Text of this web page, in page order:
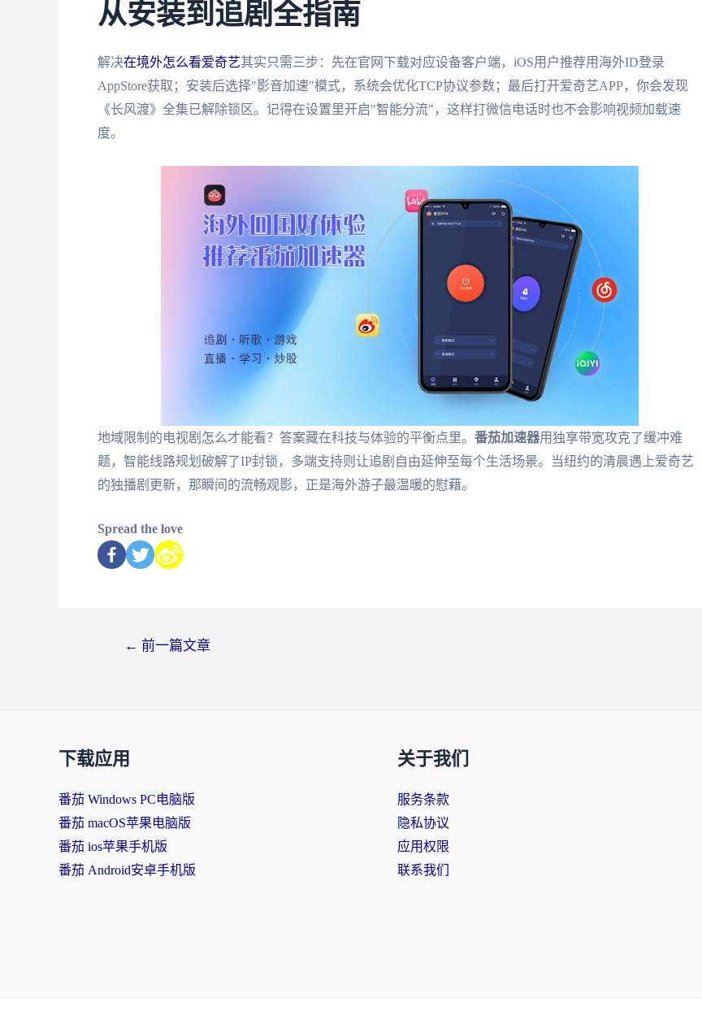
从安装到追剧全指南
解决在境外怎么看爱奇艺其实只需三步：先在官网下载对应设备客户端，iOS用户推荐用海外ID登录
AppStore获取；安装后选择"影音加速"模式，系统会优化TCP协议参数；最后打开爱奇艺APP，你会发现
《长风渡》全集已解除锁区。记得在设置里开启"智能分流"，这样打微信电话时也不会影响视频加载速
度。
地域限制的电视剧怎么才能看？答案藏在科技与体验的平衡点里。 番茄加速器用独享带宽攻克了缓冲难
题，智能线路规划破解了IP封锁，多端支持则让追剧自由延伸至每个生活场景。当纽约的清晨遇上爱奇艺
的独播剧更新，那瞬间的流畅观影，正是海外游子最温暖的慰藉。
Spread the love
← 前一篇文章
下载应用
番茄 Windows PC电脑版
番茄 macOS苹果电脑版
番茄 ios苹果手机版
番茄 Android安卓手机版
关于我们
服务条款
隐私协议
应用权限
联系我们